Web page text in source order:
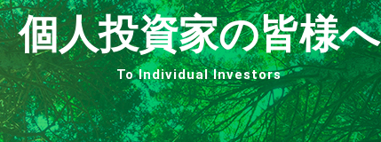
個人投資家の皆様へ
To Individual Investors